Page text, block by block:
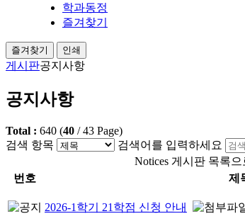
학과동정
즐겨찾기
즐겨찾기 인쇄
게시판공지사항
공지사항
Total : 640 (40 /43 Page)
검색 항목
검색어를 입력하세요
Notices 게시판 목록
번호
제
2026-1학기 21학점 신청 안내